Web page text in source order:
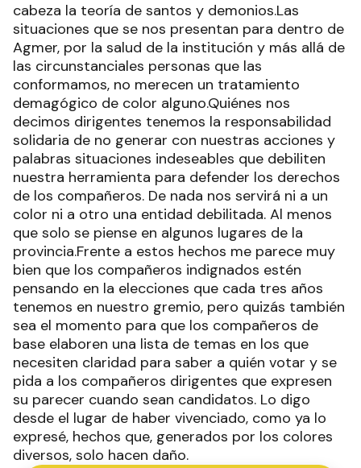
cabeza la teoría de santos y demonios.Las
situaciones que se nos presentan para dentro de
Agmer, por la salud de la institución y más allá de
las circunstanciales personas que las
conformamos, no merecen un tratamiento
demagógico de color alguno.Quiénes nos
decimos dirigentes tenemos la responsabilidad
solidaria de no generar con nuestras acciones y
palabras situaciones indeseables que debiliten
nuestra herramienta para defender los derechos
de los compañeros. De nada nos servirá ni a un
color ni a otro una entidad debilitada. Al menos
que solo se piense en algunos lugares de la
provincia.Frente a estos hechos me parece muy
bien que los compañeros indignados estén
pensando en la elecciones que cada tres años
tenemos en nuestro gremio, pero quizás también
sea el momento para que los compañeros de
base elaboren una lista de temas en los que
necesiten claridad para saber a quién votar y se
pida a los compañeros dirigentes que expresen
su parecer cuando sean candidatos. Lo digo
desde el lugar de haber vivenciado, como ya lo
expresé, hechos que, generados por los colores
diversos, solo hacen daño.